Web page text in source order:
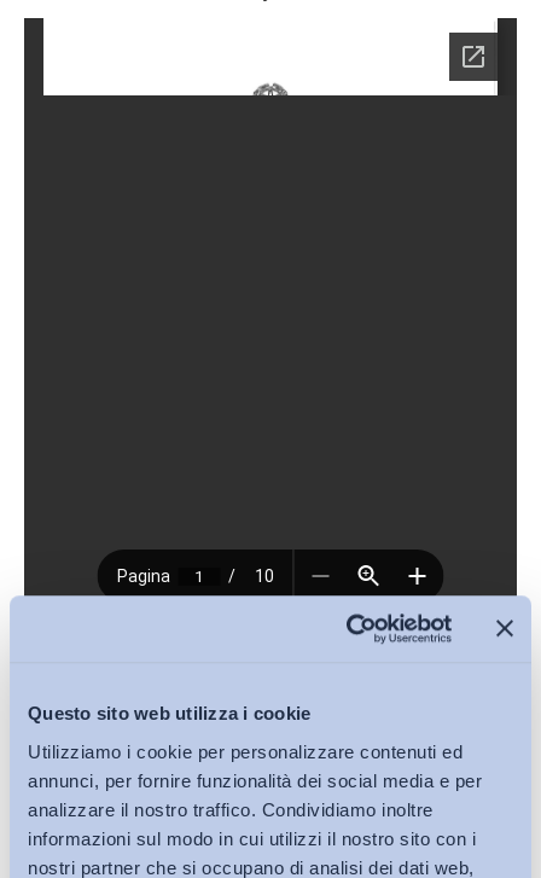
Questo sito web utilizza i cookie
Utilizziamo i cookie per personalizzare contenuti ed
annunci, per fornire funzionalità dei social media e per
analizzare il nostro traffico. Condividiamo inoltre
informazioni sul modo in cui utilizzi il nostro sito con i
nostri partner che si occupano di analisi dei dati web,
Condividi su: